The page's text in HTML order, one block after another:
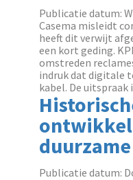
Publicatie datum:
Casema misleidt
heeft dit verwijt
een kort geding.
omstreden
indruk dat digitale
kabel. De uitspraak
Publicatie datum: